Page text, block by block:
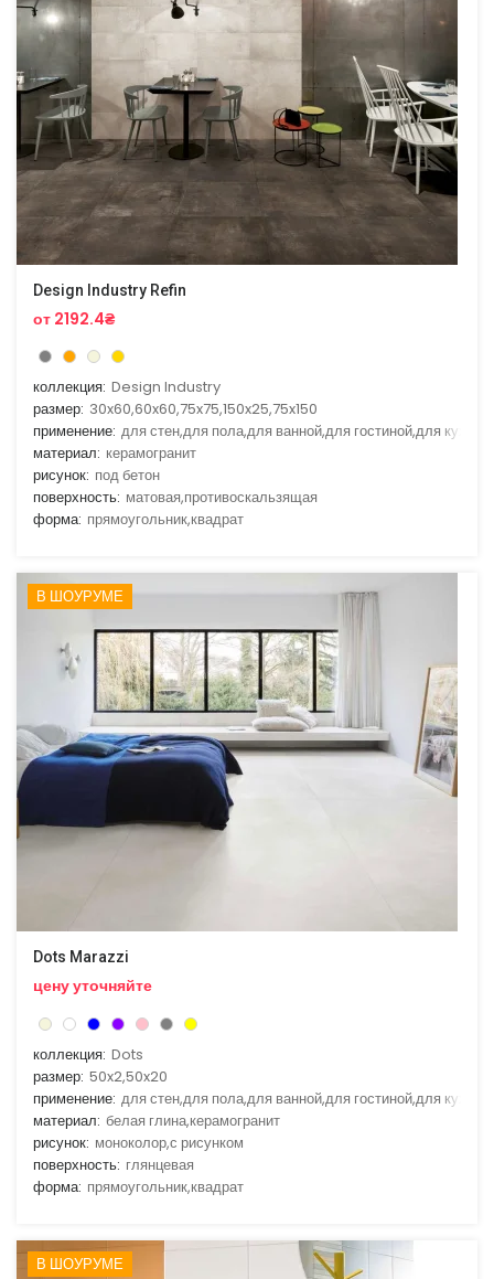
Design Industry Refin
от 2192.4₴
коллекция: Design Industry
размер: 30x60,60x60,75x75,150x25,75x150
применение: для стен,для пола,для ванной,для гостиной,для кухни
материал: керамогранит
рисунок: под бетон
поверхность: матовая,противоскальзящая
форма: прямоугольник,квадрат
В ШОУРУМЕ
Dots Marazzi
цену уточняйте
коллекция: Dots
размер: 50x2,50x20
применение: для стен,для пола,для ванной,для гостиной,для кухни
материал: белая глина,керамогранит
рисунок: моноколор,с рисунком
поверхность: глянцевая
форма: прямоугольник,квадрат
В ШОУРУМЕ